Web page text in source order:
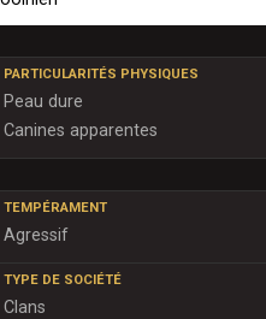
PARTICULARITÉS PHYSIQUES
Peau dure
Canines apparentes
TEMPÉRAMENT
Agressif
TYPE DE SOCIÉTÉ
Clans